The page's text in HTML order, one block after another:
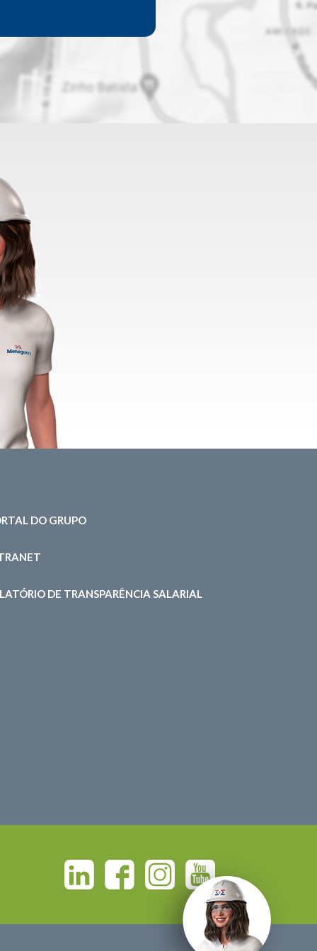
DO GRUPO
DE TRANSPARÊNCIA SALARIAL
Linkedin Facebook Instagram